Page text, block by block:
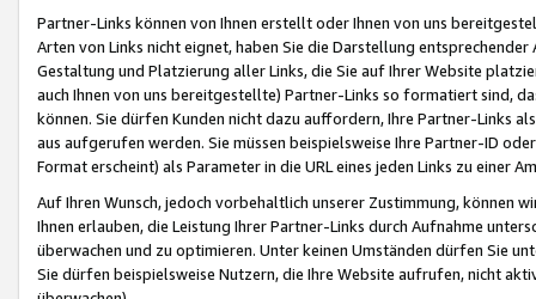
Partner-Links können von Ihnen erstellt oder Ihnen von uns
Arten von Links nicht eignet, haben Sie die Darstellung
Gestaltung und Platzierung aller Links, die Sie auf Ihrer Website
auch Ihnen von uns bereitgestellte) Partner-Links so formatiert sind,
können. Sie dürfen Kunden nicht dazu auffordern, Ihre Partner-Links
aus aufgerufen werden. Sie müssen beispielsweise Ihre Partner-ID
Format erscheint) als Parameter in die URL eines jeden Links zu einer
Auf Ihren Wunsch, jedoch vorbehaltlich unserer Zustimmung, können
Ihnen erlauben, die Leistung Ihrer Partner-Links durch Aufnahme
überwachen und zu optimieren. Unter keinen Umständen dürfen Sie
Sie dürfen beispielsweise Nutzern, die Ihre Website aufrufen, nicht